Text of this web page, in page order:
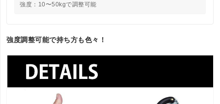
強度：10〜50kgで調整可能
強度調整可能で持ち方も色々！